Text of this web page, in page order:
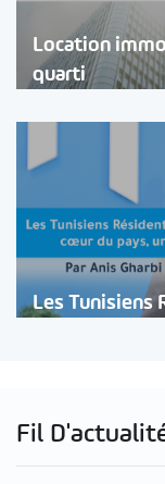
Location
quarti
Les Tunisiens
Fil